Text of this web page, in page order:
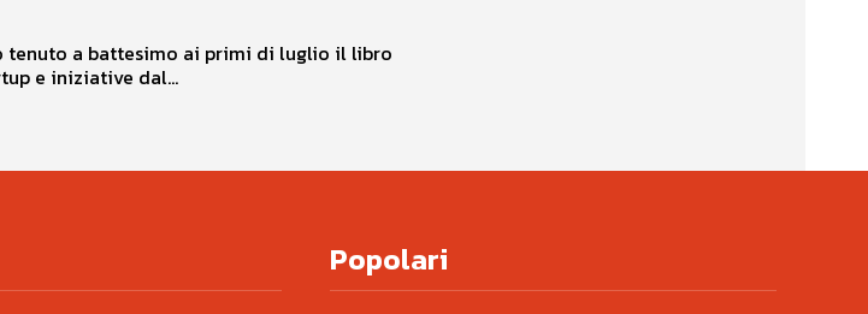
tenuto a battesimo ai primi di luglio il libro
e iniziative dal...
Popolari